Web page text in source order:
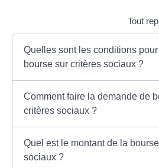
Tout
Quelles sont les conditions
bourse sur critères sociaux ?
Comment faire la demande de
critères sociaux ?
Quel est le montant de la
sociaux ?